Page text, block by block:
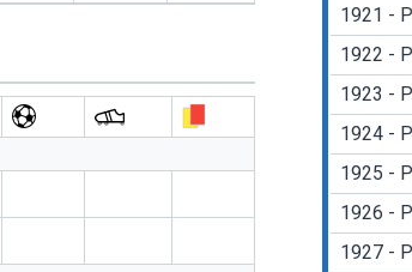
1921 -
1922 -
1923 -
1924 -
1925 -
1926 -
1927 -